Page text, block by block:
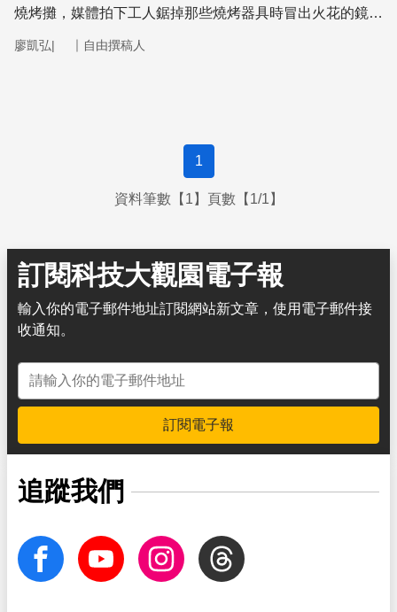
燒烤攤，媒體拍下工人鋸掉那些燒烤器具時冒出火花的鏡
效降低空氣中的懸浮微粒(PM2.5)。空氣中的懸浮微粒會進
廖凱弘| ｜ 自由撰稿人
1
資料筆數【1】頁數【1/1】
訂閱科技大觀園電子報
輸入你的電子郵件地址訂閱網站新文章，使用電子郵件接
收通知。
電子郵件地址
訂閱電子報
追蹤我們
facebook Youtube InstagramThreads